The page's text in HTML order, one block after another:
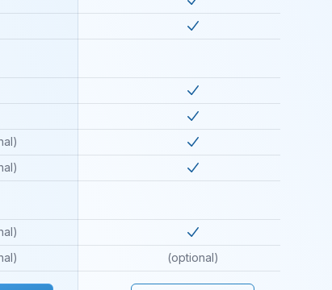
premium Includedinsuper
premium Includedinsuper
premium Includedinsuper
premium Includedinsuper
Includedinsuper
Includedinsuper
Includedinsuper
(optional)